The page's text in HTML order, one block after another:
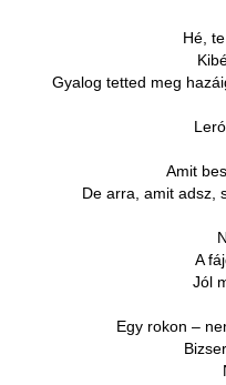
Hé,
Gyalog tetted meg
Amit
De arra, amit adsz,
A
Jól
Egy rokon –